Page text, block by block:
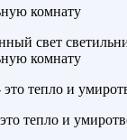
свет
комнату
тепло и